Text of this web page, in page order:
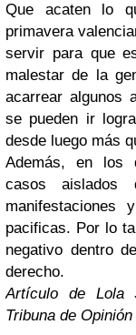
Que acaten lo
primavera
servir para que
malestar de la
acarrear algunos
se pueden ir
desde luego más
Además, en los
casos aislados
manifestaciones
pacificas. Por lo
negativo dentro
derecho.
Artículo de Lola
Tribuna de Opinión